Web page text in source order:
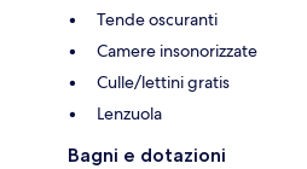
Tende oscuranti
Camere insonorizzate
Culle/lettini gratis
Lenzuola
Bagni e dotazioni